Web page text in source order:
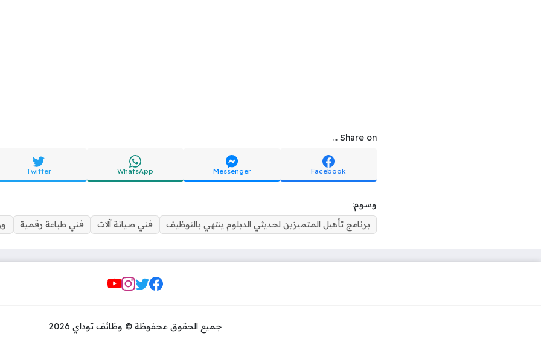
Share on ...
Facebook
Messenger
WhatsApp
Twitter
وسوم:
برنامج تأهيل المتميزين لحديثي الدبلوم ينتهي بالتوظيف
فني صيانة آلات فني طباعة رقمية
Social Links
جميع الحقوق محفوظة © وظائف توداي 2026